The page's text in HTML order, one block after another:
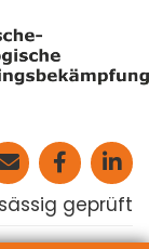
geprüft